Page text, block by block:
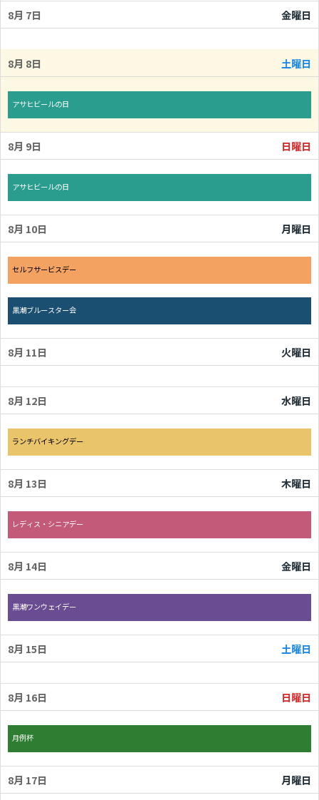
金曜日
8月 7
土曜日
8月 8
土曜日, 8月 8th 2026
アサヒビールの日
日曜日
8月 9
日曜日, 8月 9th 2026
アサヒビールの日
月曜日
8月 10
月曜日, 8月 10th 2026
セルフサービスデー
月曜日, 8月 10th 2026
黒潮ブルースター会
火曜日
8月 11
水曜日
8月 12
水曜日, 8月 12th 2026
ランチバイキングデー
木曜日
8月 13
木曜日, 8月 13th 2026
レディス・シニアデー
金曜日
8月 14
金曜日, 8月 14th 2026
黒潮ワンウェイデー
土曜日
8月 15
日曜日
8月 16
日曜日, 8月 16th 2026
月例杯
月曜日
8月 17